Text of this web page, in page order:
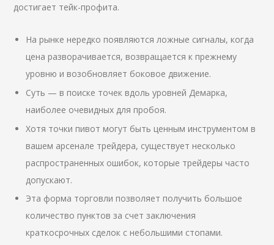
достигает тейк-профита.
На рынке нередко появляются ложные сигналы, когда
цена разворачивается, возвращается к прежнему
уровню и возобновляет боковое движение.
Суть — в поиске точек вдоль уровней Демарка,
наиболее очевидных для пробоя.
Хотя точки пивот могут быть ценным инструментом в
вашем арсенале трейдера, существует несколько
распространенных ошибок, которые трейдеры часто
допускают.
Эта форма торговли позволяет получить большое
количество пунктов за счет заключения
краткосрочных сделок с небольшими стопами.